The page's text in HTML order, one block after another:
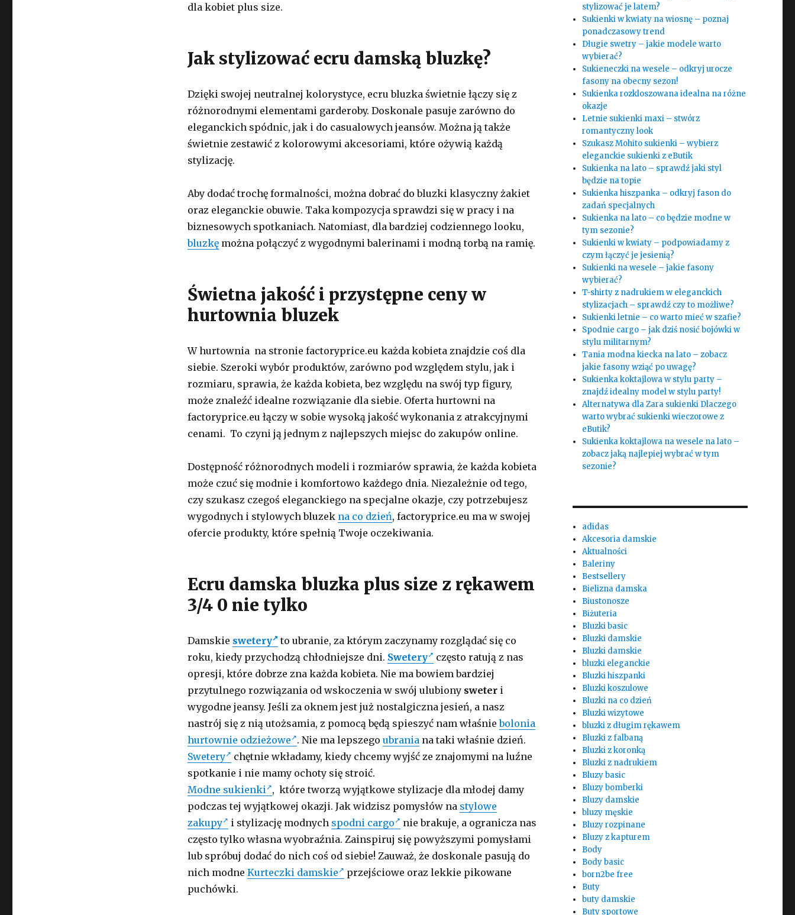
dla kobiet plus size.
Jak stylizować ecru damską bluzkę?
Dzięki swojej neutralnej kolorystyce, ecru bluzka świetnie łączy się z
różnorodnymi elementami garderoby. Doskonale pasuje zarówno do
eleganckich spódnic, jak i do casualowych jeansów. Można ją także
świetnie zestawić z kolorowymi akcesoriami, które ożywią każdą
stylizację.
Aby dodać trochę formalności, można dobrać do bluzki klasyczny żakiet
oraz eleganckie obuwie. Taka kompozycja sprawdzi się w pracy i na
biznesowych spotkaniach. Natomiast, dla bardziej codziennego looku,
bluzkęmożna połączyć z wygodnymi balerinami i modną torbą na ramię.
Świetna jakość i przystępne ceny w
hurtownia bluzek
W hurtownia na stronie factoryprice.eu każda kobieta znajdzie coś dla
siebie. Szeroki wybór produktów, zarówno pod względem stylu, jak i
rozmiaru, sprawia, że każda kobieta, bez względu na swój typ figury,
może znaleźć idealne rozwiązanie dla siebie. Oferta hurtowni na
factoryprice.eu łączy w sobie wysoką jakość wykonania z atrakcyjnymi
cenami. To czyni ją jednym z najlepszych miejsc do zakupów online.
Dostępność różnorodnych modeli i rozmiarów sprawia, że każda kobieta
może czuć się modnie i komfortowo każdego dnia. Niezależnie od tego,
czy szukasz czegoś eleganckiego na specjalne okazje, czy potrzebujesz
wygodnych i stylowych bluzek na co dzień, factoryprice.eu ma w swojej
ofercie produkty, które spełnią Twoje oczekiwania.
Ecru damska bluzka plus size z rękawem
3/4 0 nie tylko
Damskie swetery
to ubranie, za którym zaczynamy rozglądać się co
roku, kiedy przychodzą chłodniejsze dni. Swetery
często ratują z nas
opresji, które dobrze zna każda kobieta. Nie ma bowiem bardziej
przytulnego rozwiązania od wskoczenia w swój ulubiony sweteri
wygodne jeansy. Jeśli za oknem jest już nostalgiczna jesień, a nasz
nastrój się z nią utożsamia, z pomocą będą spieszyć nam właśniebolonia
hurtownie odzieżowe . Nie ma lepszego ubraniana taki właśnie dzień.
Swetery
chętnie wkładamy, kiedy chcemy wyjść ze znajomymi na luźne
spotkanie i nie mamy ochoty się stroić.
Modne sukienki , które tworzą wyjątkowe stylizacje dla młodej damy
podczas tej wyjątkowej okazji. Jak widzisz pomysłów na stylowe
zakupy
i stylizację modnych spodni cargo
nie brakuje, a ogranicza nas
często tylko własna wyobraźnia. Zainspiruj się powyższymi pomysłami
lub spróbuj dodać do nich coś od siebie! Zauważ, że doskonale pasują do
nich modne Kurteczki damskie
przejściowe oraz lekkie pikowane
puchówki.
stylizować je latem?
Sukienki w kwiaty na wiosnę – poznaj
ponadczasowy trend
Długie swetry – jakie modele warto
wybierać?
Sukieneczki na wesele – odkryj urocze
fasony na obecny sezon!
Sukienka rozkloszowana idealna na różne
okazje
Letnie sukienki maxi – stwórz
romantyczny look
Szukasz Mohito sukienki – wybierz
eleganckie sukienki z eButik
Sukienka na lato – sprawdź jaki styl
będzie na topie
Sukienka hiszpanka – odkryj fason do
zadań specjalnych
Sukienka na lato – co będzie modne w
tym sezonie?
Sukienki w kwiaty – podpowiadamy z
czym łączyć je jesienią?
Sukienki na wesele – jakie fasony
wybierać?
T-shirty z nadrukiem w eleganckich
stylizacjach – sprawdź czy to możliwe?
Sukienki letnie – co warto mieć w szafie?
Spodnie cargo – jak dziś nosić bojówki w
stylu militarnym?
Tania modna kiecka na lato – zobacz
jakie fasony wziąć po uwagę?
Sukienka koktajlowa w stylu party –
znajdź idealny model w stylu party!
Alternatywa dla Zara sukienki Dlaczego
warto wybrać sukienki wieczorowe z
eButik?
Sukienka koktajlowa na wesele na lato –
zobacz jaką najlepiej wybrać w tym
sezonie?
adidas
Akcesoria damskie
Aktualności
Baleriny
Bestsellery
Bielizna damska
Biustonosze
Biżuteria
Bluzki basic
Bluzki damskie
Bluzki damskie
bluzki eleganckie
Bluzki hiszpanki
Bluzki koszulowe
Bluzki na co dzień
Bluzki wizytowe
bluzki z długim rękawem
Bluzki z falbaną
Bluzki z koronką
Bluzki z nadrukiem
Bluzy basic
Bluzy bomberki
Bluzy damskie
bluzy męskie
Bluzy rozpinane
Bluzy z kapturem
Body
Body basic
born2be free
Buty
buty damskie
Buty sportowe